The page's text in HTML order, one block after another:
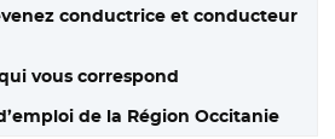
conductrice et conducteur
vous correspond
de la Région Occitanie